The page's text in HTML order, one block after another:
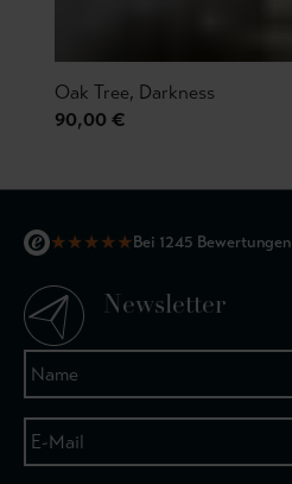
Oak Tree, Darkness
90,00 €
★★★★★Bei 1245 Bewertungen
Newsletter